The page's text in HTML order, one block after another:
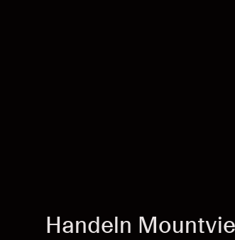
Handeln